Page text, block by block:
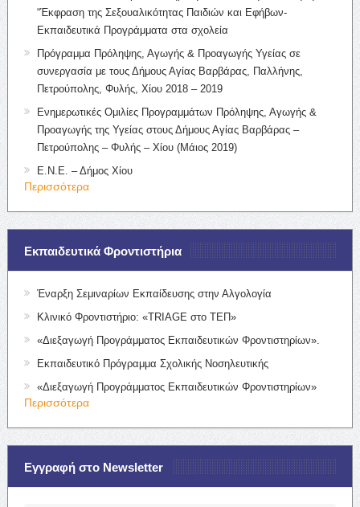
“Έκφραση της Σεξουαλικότητας Παιδιών και Εφήβων-
Εκπαιδευτικά Προγράμματα στα σχολεία
Πρόγραμμα Πρόληψης, Αγωγής & Προαγωγής Υγείας σε
συνεργασία με τους Δήμους Αγίας Βαρβάρας, Παλλήνης,
Πετρούπολης, Φυλής, Χίου 2018 – 2019
Ενημερωτικές Ομιλίες Προγραμμάτων Πρόληψης, Αγωγής &
Προαγωγής της Υγείας στους Δήμους Αγίας Βαρβάρας –
Πετρούπολης – Φυλής – Χίου (Μάιος 2019)
Ε.Ν.Ε. – Δήμος Χίου
Περισσότερα
Εκπαιδευτικά Φροντιστήρια
Έναρξη Σεμιναρίων Εκπαίδευσης στην Αλγολογία
Κλινικό Φροντιστήριο: «TRIAGE στο ΤΕΠ»
«Διεξαγωγή Προγράμματος Εκπαιδευτικών Φροντιστηρίων».
Εκπαιδευτικό Πρόγραμμα Σχολικής Νοσηλευτικής
«Διεξαγωγή Προγράμματος Εκπαιδευτικών Φροντιστηρίων»
Περισσότερα
Εγγραφή στο Newsletter